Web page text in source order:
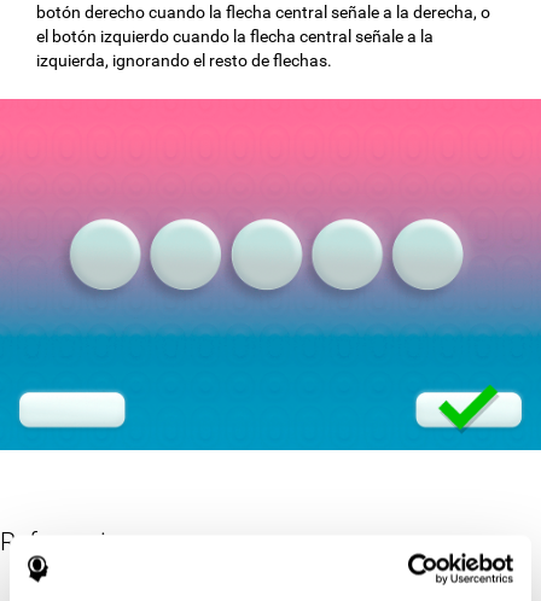
botón derecho cuando la flecha central señale a la derecha, o
el botón izquierdo cuando la flecha central señale a la
izquierda, ignorando el resto de flechas.
Referencias